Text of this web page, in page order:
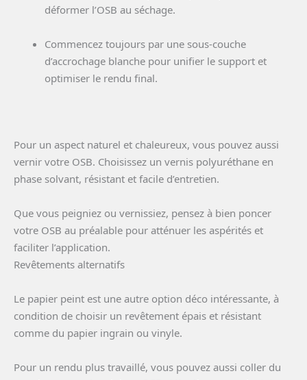
déformer l’OSB au séchage.
Commencez toujours par une sous-couche
d’accrochage blanche pour unifier le support et
optimiser le rendu final.
Pour un aspect naturel et chaleureux, vous pouvez aussi
vernir votre OSB. Choisissez un vernis polyuréthane en
phase solvant, résistant et facile d’entretien.
Que vous peigniez ou vernissiez, pensez à bien poncer
votre OSB au préalable pour atténuer les aspérités et
faciliter l’application.
Revêtements alternatifs
Le papier peint est une autre option déco intéressante, à
condition de choisir un revêtement épais et résistant
comme du papier ingrain ou vinyle.
Pour un rendu plus travaillé, vous pouvez aussi coller du